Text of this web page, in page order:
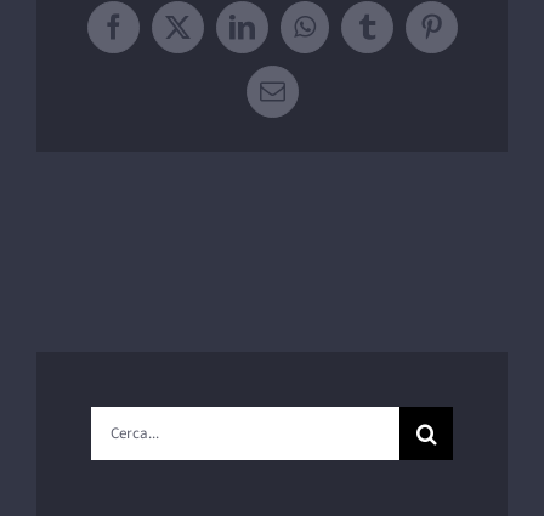
Facebook
X LinkedInWhatsApp
TumblrPinterest
Email
Cerca
per: